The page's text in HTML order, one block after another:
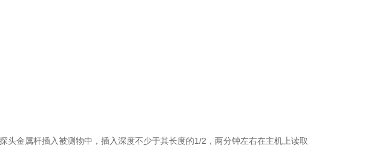
头金属杆插入被测物中，插入深度不少于其长度的1/2，两分钟左右在主机上读取